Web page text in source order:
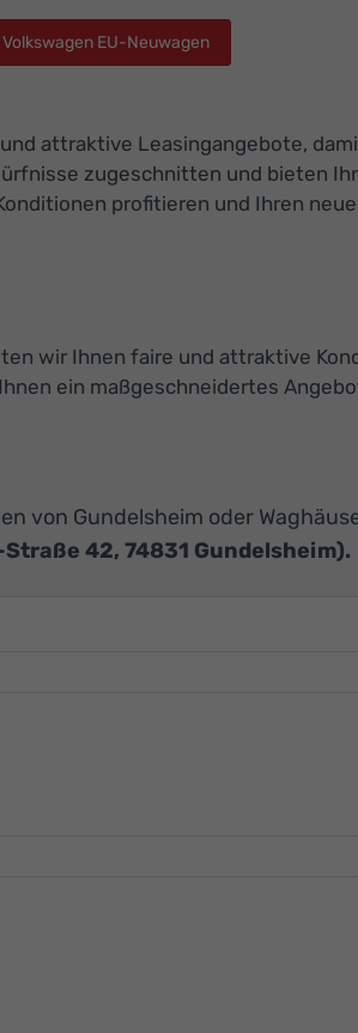
Volkswagen EU-Neuwagen
attraktive Leasingangebote,
zugeschnitten und bieten
profitieren und Ihren
wir Ihnen faire und attraktive
ein maßgeschneidertes
von Gundelsheim oder
42, 74831 Gundelsheim).